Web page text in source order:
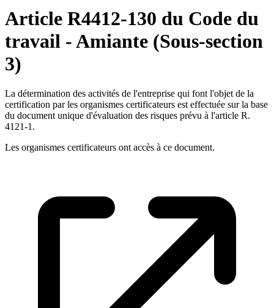
Article R4412-130 du Code du
travail - Amiante (Sous-section
3)
La détermination des activités de l'entreprise qui font l'objet de la
certification par les organismes certificateurs est effectuée sur la base
du document unique d'évaluation des risques prévu à l'article R.
4121-1.
Les organismes certificateurs ont accès à ce document.